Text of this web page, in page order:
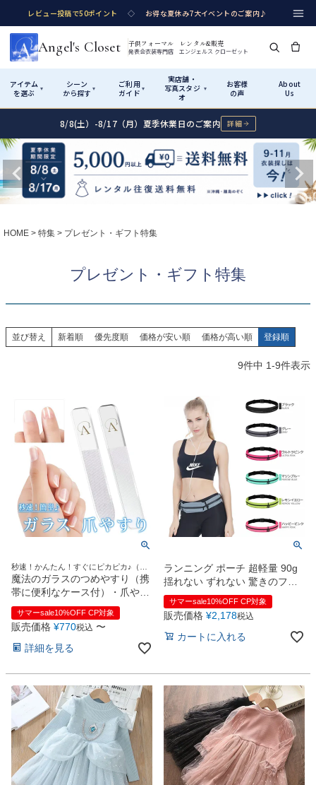
レビュー投稿で50ポイント ◇ お得な夏休み7大イベントのご案内♪
Angel's Closet 子供フォーマル レンタル&販売
発表会衣装専門店 エンジェルス クローゼット
アイテム
を選ぶ
▾
シーン
から探す ▾
ご利用
ガイド ▾
実店舗・
写真スタジ
オ
▾
お客様
の声
About
Us
Shop by Category アイテムから探す
カテゴリ詳細→ サイズで選ぶ →
七五三着物 シューズ
アウター レディース
Sale 販売
コスチューム アウター
ジュエリー 音楽雑貨
Shop by Occasion シーンから探す
性別・サイズで絞り込む→
Recital & Concours Wedding
Graduation & Entrance
卒業式・入学式
Shichi-Go-San
七五三
How It Works ご利用ガイド
Startはじめに
01
レンタル・販売の入口
測り方と目安
03 Angel's Closetについて
予約・配送・返却・料金
05 レンタルの流れ
4ステップで簡単
06 あんしんパック
汚れ・キズ・破損の補償
Buy & Supportご購入・サポート
07 販売・共通のご案内
品質・返品・お手入れ
08 送料・お支払い
送料・決済方法
09 お問い合わせ
電話・メール・LINE
Visit Us 実店舗・写真スタジオ
Tsukuba Boutique
〒 茨城県土浦市大町14-16-1F
営業 10:00–18:00（完全予約制）
定休 月曜日
店舗を予約する →
Photography
写真スタジオ APS
Angel's Photo Studio
8/8(土）-8/17（月）夏季休業日のご案内 詳細
HOME 特集 プレゼント・ギフト特集
プレゼント・ギフト特集
並び替え 新着順 優先度順 価格が安い順 価格が高い順 登録順
9件中 1-9件表示
秒速！かんたん！すぐにピカピカ♪（新
生活・バレンタイン・母の日・プレゼン
ト）
魔法のガラスのつめやすり（携
帯に便利なケース付）・爪やす
り
サマーsale10%OFF CP対象
販売価格 ¥770税込 〜
詳細を見る
ランニング ポーチ 超軽量 90g
揺れない ずれない 驚きのフィ
ット感 ジョギング 防災用品 ウ
ォーキング ポーチ 伸縮ベルト
アジャスター付き 60～110cm
サマーsale10%OFF CP対象
販売価格 ¥2,178税込
カートに入れる